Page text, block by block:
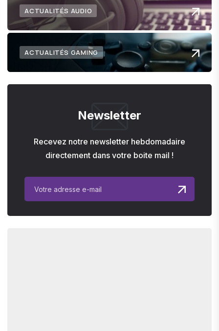
ACTUALITÉS AUDIO
ACTUALITÉS GAMING
Newsletter
Recevez notre newsletter hebdomadaire
directement dans votre boite mail !